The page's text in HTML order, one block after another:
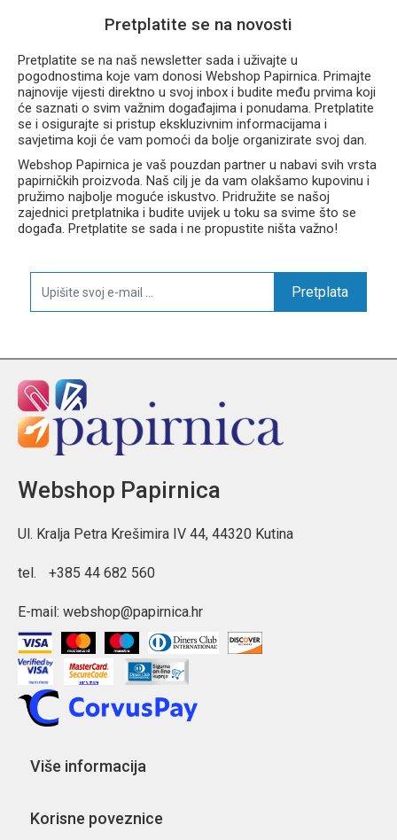
komplet 3u1 (torba, pernica i vrećica)
vrlo lagana torba – samo 970 g
anatomski oblikovana i prozračna leđa
široke podstavljene naramenice
prsni i zatezni remeni
čvrsto stabilno dno
reflektirajući elementi
bočni džep za bocu
veliki unutarnji pretinci za školski pribor
moderan Playworld dizajn
Proizvođač: Karton P+P
Vrsta: anatomski školski set 3u1
Sadržaj seta: torba, pernica i vrećica
Težina torbe: 970 g
Dimenzije: 31 × 40 × 19 cm
Volumen: 26 l
Nosivost: 8 kg
Motiv: Playworld
Pretplatite se na novosti
Pretplatite se na naš newsletter sada i uživajte u
pogodnostima koje vam donosi Webshop Papirnica. Primajte
najnovije vijesti direktno u svoj inbox i budite među prvima koji
će saznati o svim važnim događajima i ponudama. Pretplatite
se i osigurajte si pristup ekskluzivnim informacijama i
savjetima koji će vam pomoći da bolje organizirate svoj dan.
Webshop Papirnica je vaš pouzdan partner u nabavi svih vrsta
papirničkih proizvoda. Naš cilj je da vam olakšamo kupovinu i
pružimo najbolje moguće iskustvo. Pridružite se našoj
zajednici pretplatnika i budite uvijek u toku sa svime što se
događa. Pretplatite se sada i ne propustite ništa važno!
Pretplata
Webshop Papirnica
Ul. Kralja Petra Krešimira IV 44, 44320 Kutina
tel. +385 44 682 560
E-mail: webshop@papirnica.hr
Više informacija
Korisne poveznice